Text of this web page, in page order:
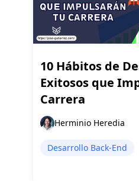
10 Hábitos de
Exitosos que
Carrera
Herminio Heredia
Desarrollo Back-End